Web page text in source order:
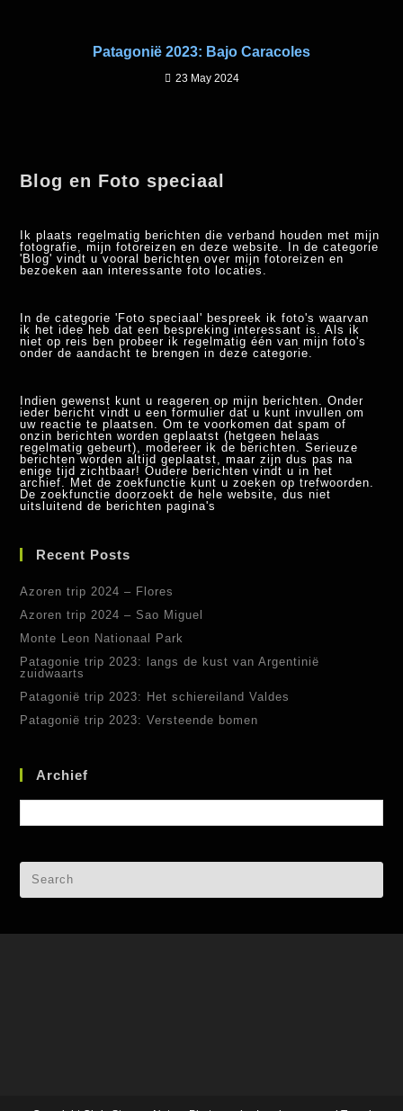
Patagonië 2023: Bajo Caracoles
23 May 2024
Blog en Foto speciaal
Ik plaats regelmatig berichten die verband houden met mijn
fotografie, mijn fotoreizen en deze website. In de categorie
'Blog' vindt u vooral berichten over mijn fotoreizen en
bezoeken aan interessante foto locaties.
In de categorie 'Foto speciaal' bespreek ik foto's waarvan
ik het idee heb dat een bespreking interessant is. Als ik
niet op reis ben probeer ik regelmatig één van mijn foto's
onder de aandacht te brengen in deze categorie.
Indien gewenst kunt u reageren op mijn berichten. Onder
ieder bericht vindt u een formulier dat u kunt invullen om
uw reactie te plaatsen. Om te voorkomen dat spam of
onzin berichten worden geplaatst (hetgeen helaas
regelmatig gebeurt), modereer ik de berichten. Serieuze
berichten worden altijd geplaatst, maar zijn dus pas na
enige tijd zichtbaar! Oudere berichten vindt u in het
archief. Met de zoekfunctie kunt u zoeken op trefwoorden.
De zoekfunctie doorzoekt de hele website, dus niet
uitsluitend de berichten pagina's
Recent Posts
Azoren trip 2024 – Flores
Azoren trip 2024 – Sao Miguel
Monte Leon Nationaal Park
Patagonie trip 2023: langs de kust van Argentinië
zuidwaarts
Patagonië trip 2023: Het schiereiland Valdes
Patagonië trip 2023: Versteende bomen
Archief
Archief